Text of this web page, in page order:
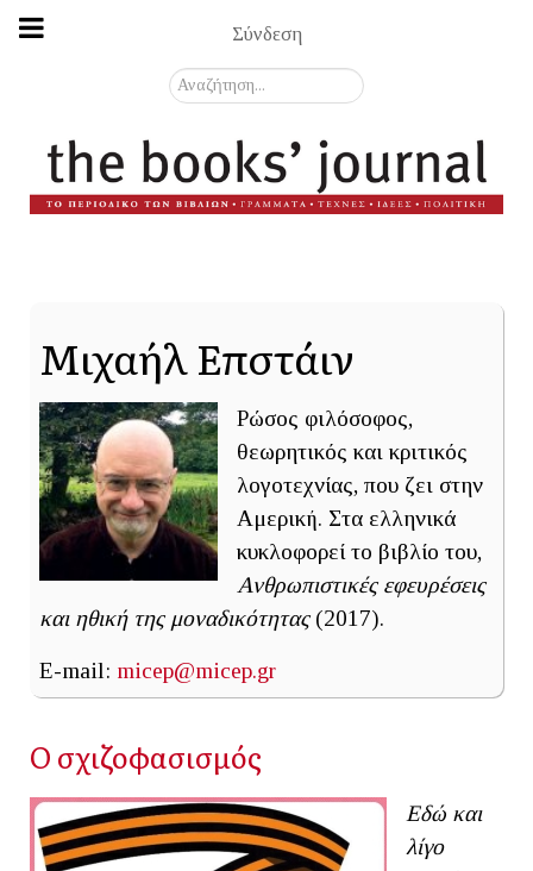
Σύνδεση
Αναζήτηση...
Μιχαήλ Επστάιν
Ρώσος φιλόσοφος,
θεωρητικός και κριτικός
λογοτεχνίας, που ζει στην
Αμερική. Στα ελληνικά
κυκλοφορεί το βιβλίο του,
Ανθρωπιστικές εφευρέσεις
και ηθική της μοναδικότητας(2017).
E-mail: micep@micep.gr
Ο σχιζοφασισμός
Εδώ και
λίγο